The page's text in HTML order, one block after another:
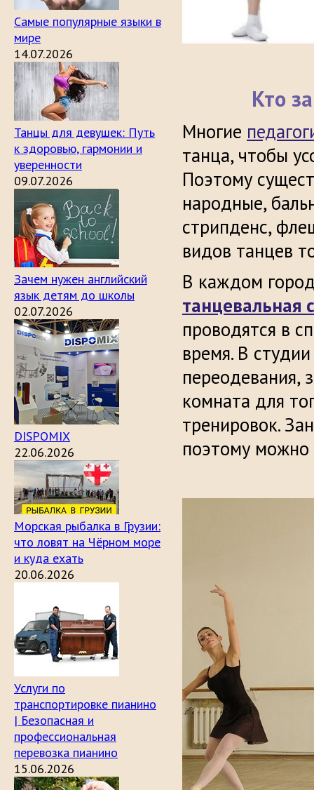
Самые популярные языки в
мире
14.07.2026
Танцы для девушек: Путь
к здоровью, гармонии и
уверенности
09.07.2026
Зачем нужен английский
язык детям до школы
02.07.2026
DISPOMIX
22.06.2026
Морская рыбалка в Грузии:
что ловят на Чёрном море
и куда ехать
20.06.2026
Услуги по
транспортировке пианино
| Безопасная и
профессиональная
перевозка пианино
15.06.2026
Кто
Многие
танца, чтобы
Поэтому
народные,
стрипденс,
видов танцев
В каждом
танцевальная
проводятся в
время. В
переодевания,
комната для
тренировок.
поэтому можно